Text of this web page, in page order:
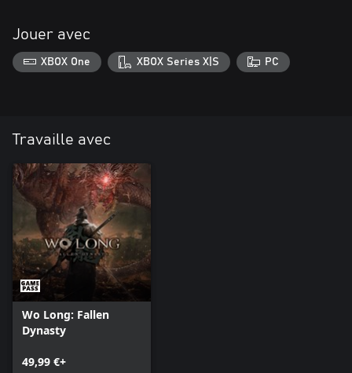
Jouer avec
XBOX One XBOX Series X|S PC
Travaille avec
Wo Long: Fallen
Dynasty
49,99 €+